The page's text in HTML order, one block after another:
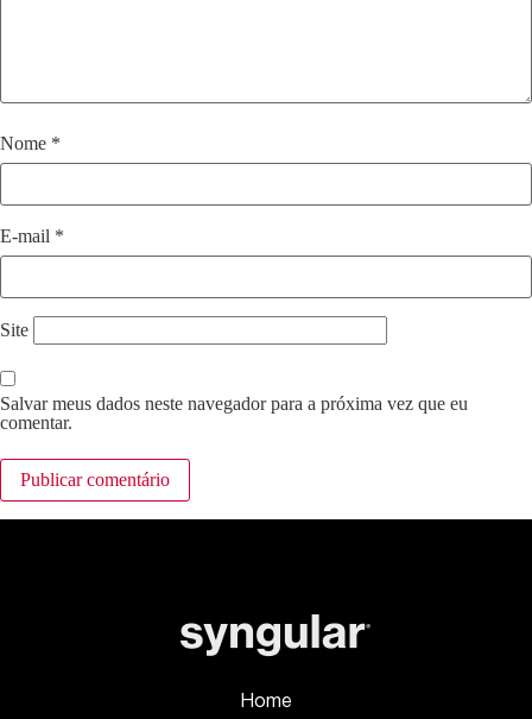
Nome *
E-mail *
Site
Salvar meus dados neste navegador para a próxima vez que eu
comentar.
Home